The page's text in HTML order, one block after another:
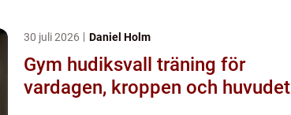
30 juli 2026 Daniel Holm
Gym hudiksvall träning för
vardagen, kroppen och huvudet